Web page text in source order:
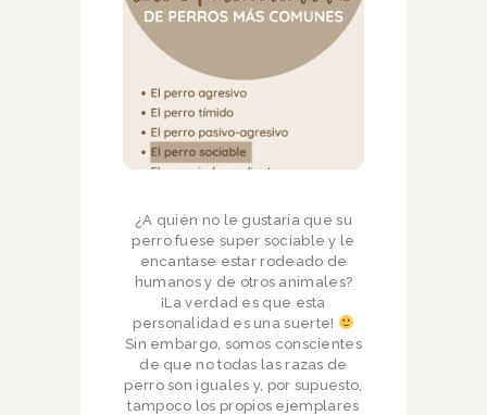
¿A quién no le gustaría que su
perro fuese super sociable y le
encantase estar rodeado de
humanos y de otros animales?
¡La verdad es que esta
personalidad es una suerte!
Sin embargo, somos conscientes
de que no todas las razas de
perro son iguales y, por supuesto,
tampoco los propios ejemplares